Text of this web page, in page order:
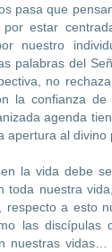
pasa que
estar
nuestro
palabras del
no
la confianza
agenda
apertura al divino
la vida debe
toda nuestra
respecto a esto
las discípulas
nuestras vidas…